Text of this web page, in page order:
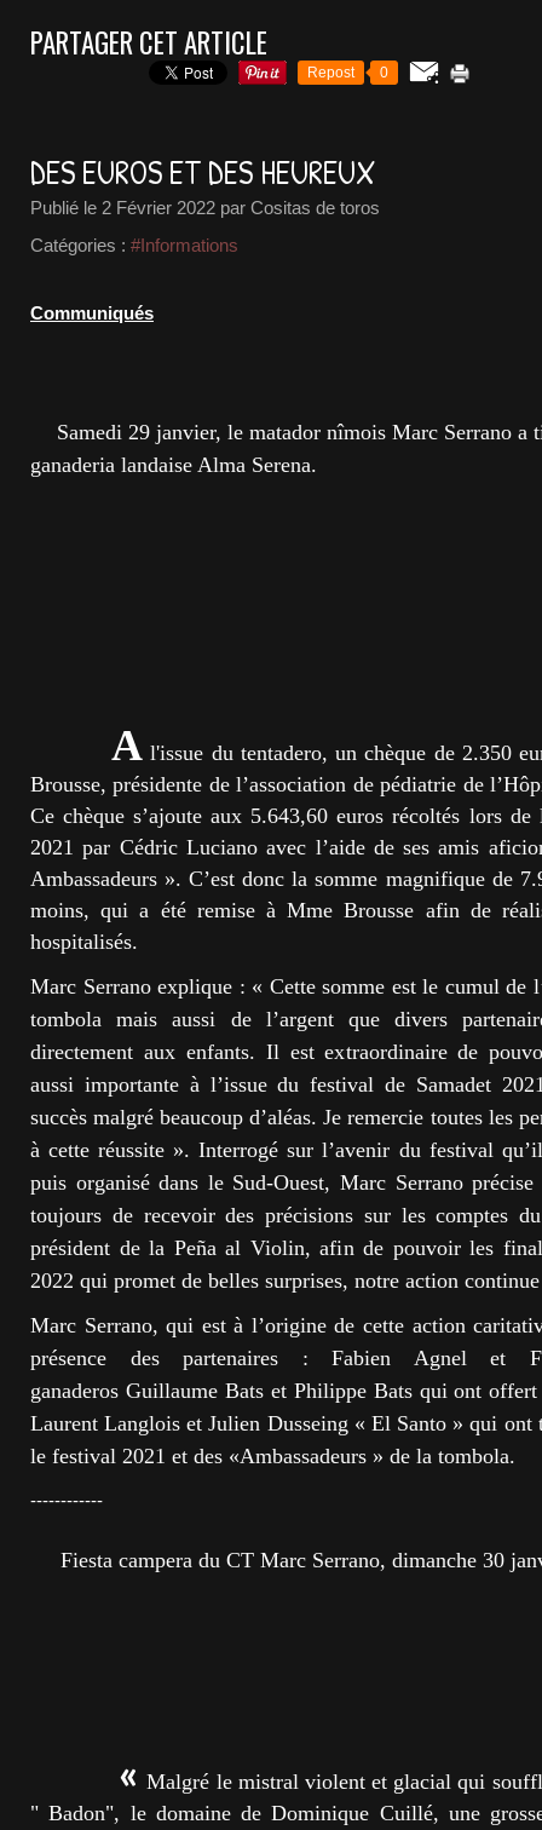
PARTAGER CET ARTICLE
Repost 0
DES EUROS ET DES HEUREUX
Publié le 2 Février 2022 par Cositas de toros
Catégories : #Informations
Communiqués
Samedi 29 janvier, le matador nîmois Marc Serrano a
ganaderia landaise Alma Serena.
A l'issue du tentadero, un chèque de 2.350
Brousse, présidente de l’association de pédiatrie de
Ce chèque s’ajoute aux 5.643,60 euros récoltés lors
2021 par Cédric Luciano avec l’aide de ses amis
Ambassadeurs ». C’est donc la somme magnifique de
moins, qui a été remise à Mme Brousse afin de
hospitalisés.
Marc Serrano explique : « Cette somme est le cumul de
tombola mais aussi de l’argent que divers
directement aux enfants. Il est extraordinaire de
aussi importante à l’issue du festival de Samadet
succès malgré beaucoup d’aléas. Je remercie toutes les
à cette réussite ». Interrogé sur l’avenir du festival
puis organisé dans le Sud-Ouest, Marc Serrano
toujours de recevoir des précisions sur les comptes
président de la Peña al Violin, afin de pouvoir les
2022 qui promet de belles surprises, notre action
Marc Serrano, qui est à l’origine de cette action
présence des partenaires : Fabien Agnel et
ganaderos Guillaume Bats et Philippe Bats qui ont
Laurent Langlois et Julien Dusseing « El Santo » qui ont
le festival 2021 et des «Ambassadeurs » de la tombola.
------------
Fiesta campera du CT Marc Serrano, dimanche 30
« Malgré le mistral violent et glacial qui
" Badon", le domaine de Dominique Cuillé, une